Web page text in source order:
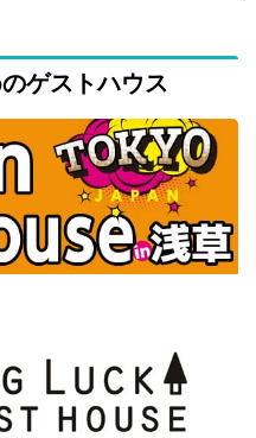
ゲストハウス